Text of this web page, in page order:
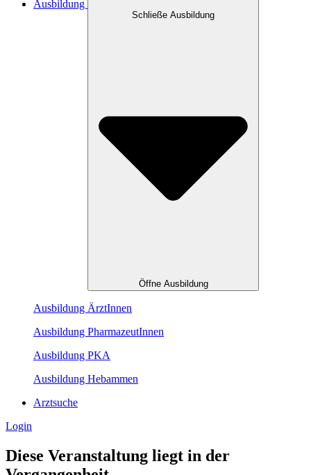
Ausbildung
Schließe Ausbildung
Öffne Ausbildung
Ausbildung ÄrztInnen
Ausbildung PharmazeutInnen
Ausbildung PKA
Ausbildung Hebammen
Arztsuche
Login
Diese Veranstaltung liegt in der